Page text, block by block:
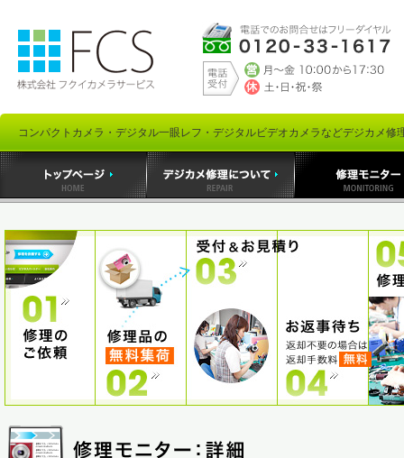
コンパクトカメラ・デジタル一眼レフ・デジタルビデオカメラなどデジカメ修